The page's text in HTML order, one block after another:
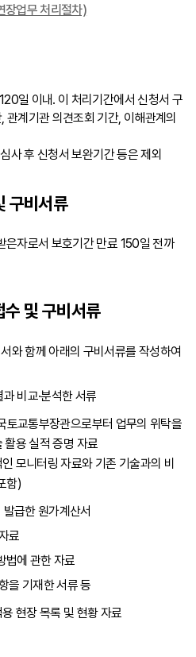
장업무 처리절차)
일 이내. 이 처리기간에서 신청서 구
계기관 의견조회 기간, 이해관계의
사 후 신청서 보완기간 등은 제외
구비서류
자로서 보호기간 만료 150일 전까
수 및 구비서류
와 함께 아래의 구비서류를 작성하여
비교·분석한 서류
토교통부장관으로부터 업무의 위탁을
활용 실적 증명 자료
모니터링 자료와 기존 기술과의 비
함)
급한 원가계산서
료
법에 관한 자료
을 기재한 서류 등
현장 목록 및 현황 자료